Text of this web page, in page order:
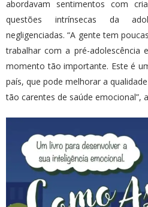
abordavam sentimentos com
questões intrínsecas da
negligenciadas. “A gente tem
trabalhar com a pré-adolescência
momento tão importante. Este é
país, que pode melhorar a
tão carentes de saúde emocional”,